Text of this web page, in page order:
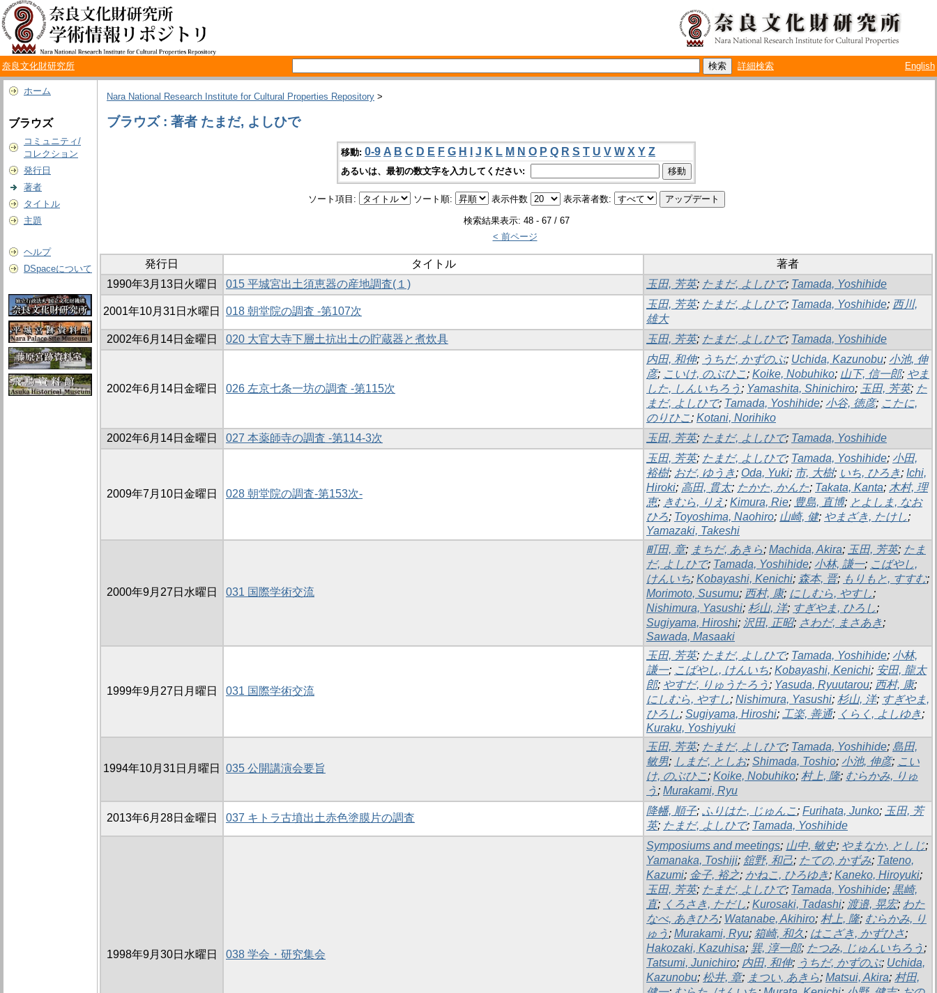
奈良文化財研究所 詳細検索 English
ホーム
ブラウズ
コミュニティ/
コレクション
発行日
著者
タイトル
主題
ヘルプ
DSpaceについて
Nara National Research Institute for Cultural Properties Repository >
ブラウズ : 著者 たまだ, よしひで
移動: 0-9 A B C D E F G H J K L M N O P Q R S T U V W X Y Z
あるいは、最初の数文字を入力してください:
ソート項目: ソート順: 表示件数 表示著者数:
検索結果表示: 48 - 67 / 67
< 前ページ
発行日 タイトル
著者
1990年3月13日火曜日
015 平城宮出土須恵器の産地調査(１) 玉田, 芳英; たまだ, よしひで; Tamada, Yoshihide
2001年10月31日水曜日 018 朝堂院の調査 -第107次
玉田, 芳英; たまだ, よしひで; Tamada, Yoshihide; 西川,
雄大
2002年6月14日金曜日
020 大官大寺下層土抗出土の貯蔵器と煮炊具 玉田, 芳英; たまだ, よしひで; Tamada, Yoshihide
2002年6月14日金曜日 026 左京七条一坊の調査 -第115次
内田, 和伸; うちだ, かずのぶ; Uchida, Kazunobu; 小池, 伸
彦; こいけ, のぶひこ; Koike, Nobuhiko; 山下, 信一郎; やま
した, しんいちろう ; Yamashita, Shinichiro; 玉田, 芳英; た
まだ, よしひで; Tamada, Yoshihide; 小谷, 徳彦; こたに,
のりひこ; Kotani, Norihiko
2002年6月14日金曜日
027 本薬師寺の調査 -第114-3次 玉田, 芳英; たまだ, よしひで; Tamada, Yoshihide
2009年7月10日金曜日 028 朝堂院の調査-第153次-
玉田, 芳英; たまだ, よしひで; Tamada, Yoshihide; 小田,
裕樹; おだ, ゆうき; Oda, Yuki; 市, 大樹; いち, ひろき; Ichi,
Hiroki; 高田, 貫太; たかた, かんた; Takata, Kanta; 木村, 理
恵; きむら, りえ; Kimura, Rie; 豊島, 直博; とよしま, なお
ひろ; Toyoshima, Naohiro; 山崎, 健; やまざき, たけし;
Yamazaki, Takeshi
2000年9月27日水曜日 031 国際学術交流
町田, 章; まちだ, あきら; Machida, Akira; 玉田, 芳英; たま
だ, よしひで; Tamada, Yoshihide; 小林, 謙一; こばやし,
けんいち; Kobayashi, Kenichi; 森本, 晋; もりもと, すすむ;
Morimoto, Susumu; 西村, 康; にしむら, やすし;
Nishimura, Yasushi; 杉山, 洋; すぎやま, ひろし;
Sugiyama, Hiroshi; 沢田, 正昭; さわだ, まさあき;
Sawada, Masaaki
1999年9月27日月曜日 031 国際学術交流
玉田, 芳英; たまだ, よしひで; Tamada, Yoshihide; 小林,
謙一; こばやし, けんいち; Kobayashi, Kenichi; 安田, 龍太
郎; やすだ, りゅうたろう ; Yasuda, Ryuutarou; 西村, 康;
にしむら, やすし; Nishimura, Yasushi; 杉山, 洋; すぎやま,
ひろし; Sugiyama, Hiroshi; 工楽, 善通; くらく, よしゆき;
Kuraku, Yoshiyuki
1994年10月31日月曜日 035 公開講演会要旨
玉田, 芳英; たまだ, よしひで; Tamada, Yoshihide; 島田,
敏男; しまだ, としお; Shimada, Toshio; 小池, 伸彦; こい
け, のぶひこ; Koike, Nobuhiko; 村上, 隆; むらかみ, りゅ
う ; Murakami, Ryu
2013年6月28日金曜日 037 キトラ古墳出土赤色塗膜片の調査
降幡, 順子; ふりはた, じゅんこ; Furihata, Junko; 玉田, 芳
英; たまだ, よしひで; Tamada, Yoshihide
1998年9月30日水曜日 038 学会・研究集会
Symposiums and meetings; 山中, 敏史; やまなか, としじ;
Yamanaka, Toshiji; 舘野, 和己; たての, かずみ; Tateno,
Kazumi; 金子, 裕之; かねこ, ひろゆき; Kaneko, Hiroyuki;
玉田, 芳英; たまだ, よしひで; Tamada, Yoshihide; 黒崎,
直; くろさき, ただし; Kurosaki, Tadashi; 渡邉, 晃宏; わた
なべ, あきひろ; Watanabe, Akihiro; 村上, 隆; むらかみ, り
ゅう ; Murakami, Ryu; 箱崎, 和久; はこざき, かずひさ;
Hakozaki, Kazuhisa; 巽, 淳一郎; たつみ, じゅんいちろう ;
Tatsumi, Junichiro; 内田, 和伸; うちだ, かずのぶ; Uchida,
Kazunobu; 松井, 章; まつい, あきら; Matsui, Akira; 村田,